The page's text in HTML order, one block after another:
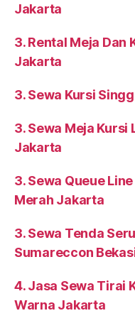
Jakarta
3. Rental Meja Dan
Jakarta
3. Sewa Kursi
3. Sewa Meja
Jakarta
3. Sewa Queue
Merah Jakarta
3. Sewa Tenda
Sumareccon
4. Jasa Sewa Tirai
Warna Jakarta